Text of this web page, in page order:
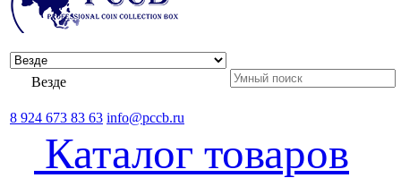
Везде
8 924 673 83 63 info@pccb.ru
Каталог товаров